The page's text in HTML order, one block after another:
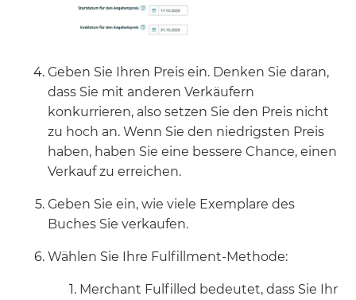
Geben Sie Ihren Preis ein. Denken Sie daran,
dass Sie mit anderen Verkäufern
konkurrieren, also setzen Sie den Preis nicht
zu hoch an. Wenn Sie den niedrigsten Preis
haben, haben Sie eine bessere Chance, einen
Verkauf zu erreichen.
Geben Sie ein, wie viele Exemplare des
Buches Sie verkaufen.
Wählen Sie Ihre Fulfillment-Methode:
Merchant Fulfilled bedeutet, dass Sie Ihr